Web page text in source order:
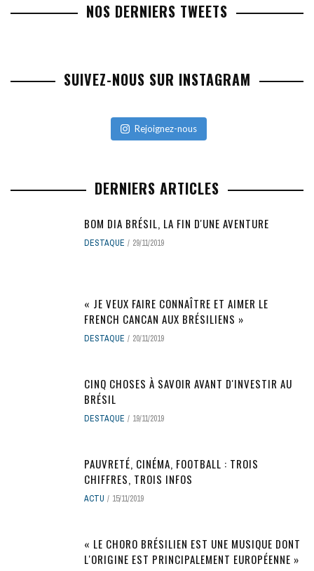
NOS DERNIERS TWEETS
SUIVEZ-NOUS SUR INSTAGRAM
Rejoignez-nous
DERNIERS ARTICLES
BOM DIA BRÉSIL, LA FIN D'UNE AVENTURE
DESTAQUE 29/11/2019
« JE VEUX FAIRE CONNAÎTRE ET AIMER LE
FRENCH CANCAN AUX BRÉSILIENS »
DESTAQUE 20/11/2019
CINQ CHOSES À SAVOIR AVANT D'INVESTIR AU
BRÉSIL
DESTAQUE 19/11/2019
PAUVRETÉ, CINÉMA, FOOTBALL : TROIS
CHIFFRES, TROIS INFOS
ACTU 15/11/2019
« LE CHORO BRÉSILIEN EST UNE MUSIQUE DONT
L'ORIGINE EST PRINCIPALEMENT EUROPÉENNE »